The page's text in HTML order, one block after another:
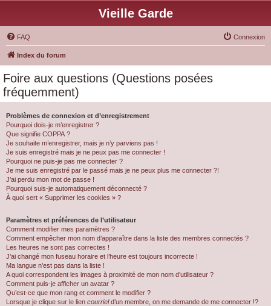
Vieille Garde
FAQ Connexion
Index du forum
Foire aux questions (Questions posées
fréquemment)
Problèmes de connexion et d’enregistrement
Pourquoi dois-je m’enregistrer ?
Que signifie COPPA ?
Je souhaite m’enregistrer, mais je n’y parviens pas !
Je suis enregistré mais je ne peux pas me connecter !
Pourquoi ne puis-je pas me connecter ?
Je me suis enregistré par le passé mais je ne peux plus me connecter ?!
J’ai perdu mon mot de passe !
Pourquoi suis-je automatiquement déconnecté ?
À quoi sert « Supprimer les cookies » ?
Paramètres et préférences de l’utilisateur
Comment modifier mes paramètres ?
Comment empêcher mon nom d’apparaître dans la liste des membres connectés ?
Les heures ne sont pas correctes !
J’ai changé mon fuseau horaire et l’heure est toujours incorrecte !
Ma langue n’est pas dans la liste !
A quoi correspondent les images à proximité de mon nom d’utilisateur ?
Comment puis-je afficher un avatar ?
Qu’est-ce que mon rang et comment le modifier ?
Lorsque je clique sur le lien courrield’un membre, on me demande de me connecter !?